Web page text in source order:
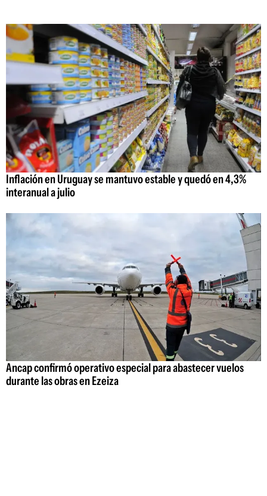
Inflación en Uruguay se mantuvo estable y quedó en 4,3%
interanual a julio
Ancap confirmó operativo especial para abastecer vuelos
durante las obras en Ezeiza